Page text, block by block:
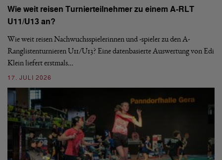
Wie weit reisen Turnierteilnehmer zu einem A-RLT
U11/U13 an?
Wie weit reisen Nachwuchsspielerinnen und -spieler zu den A-
Ranglistenturnieren U11/U13? Eine datenbasierte Auswertung von Edi
Klein liefert erstmals…
17. JULI 2026